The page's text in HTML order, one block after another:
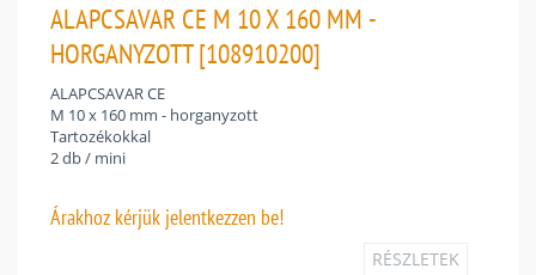
ALAPCSAVAR CE M 10 X 160 MM -
HORGANYZOTT [108910200]
ALAPCSAVAR CE
M 10 x 160 mm - horganyzott
Tartozékokkal
2 db / mini
Árakhoz kérjük jelentkezzen be!
RÉSZLETEK